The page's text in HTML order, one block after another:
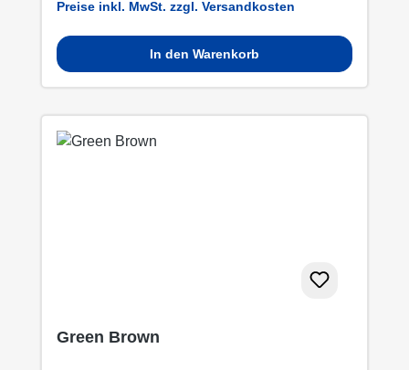
Preise inkl. MwSt. zzgl. Versandkosten
In den Warenkorb
Green Brown